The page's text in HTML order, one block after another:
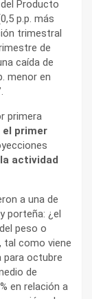
Producto
p.p. más
trimestral
de
caída de
menor en
primera
el primer
actividad
a una de
porteña: ¿el
peso o
tal como viene
para octubre
de
en relación a